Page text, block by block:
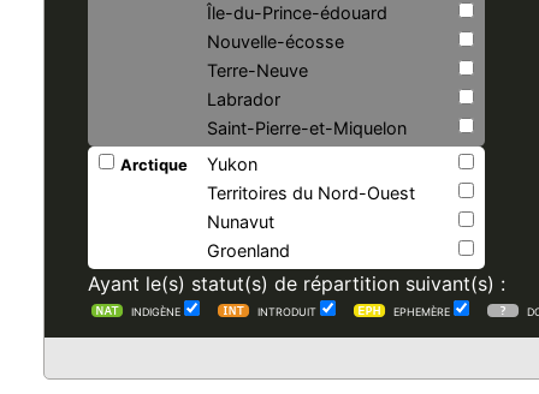
Île-du-Prince-édouard
Nouvelle-écosse
Terre-Neuve
Labrador
Saint-Pierre-et-Miquelon
Arctique
Yukon
Territoires du Nord-Ouest
Nunavut
Groenland
Ayant le(s) statut(s) de répartition suivant(s) :
INDIGÈNE INTRODUIT EPHEMÈRE